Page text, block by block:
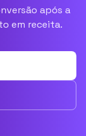
após a
em receita.